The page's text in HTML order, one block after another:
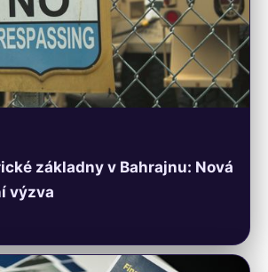
základny v Bahrajnu: Nová
výzva